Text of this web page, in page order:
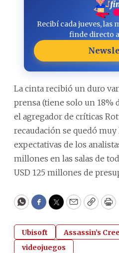
Recibí cada jueves, las
finde directo
La cinta recibió un duro
prensa (tiene solo un 18%
el agregador de críticas
recaudación se quedó muy
expectativas de los
millones en las salas de
USD 125 millones de
WhatsApp
Facebook
Twitter
EmailCopy
Ubisoft Assassin’s
videojuegos